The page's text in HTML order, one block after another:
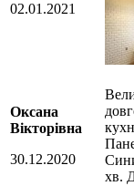
02.01.2021
Оксана
Вікторівна
30.12.2020
хв.